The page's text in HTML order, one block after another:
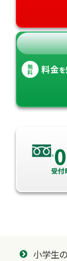
無
料 料金
受付
小学生